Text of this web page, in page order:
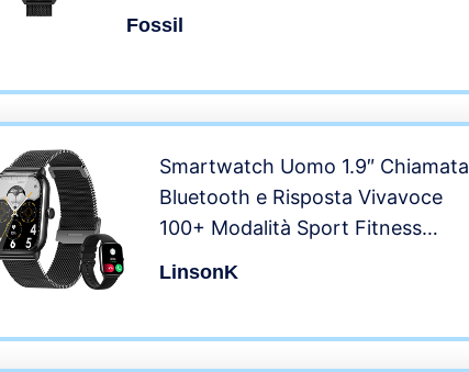
Fossil
Smartwatch Uomo 1.9″ Chiamata
Bluetooth e Risposta Vivavoce
100+ Modalità Sport Fitness
LinsonK